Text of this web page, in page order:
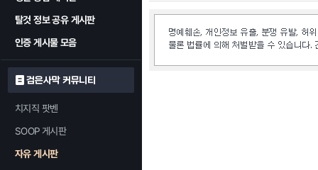
탈것 정보 공유 게시판
인증 게시물 모음
검은사막 커뮤니티
치지직 팟벤
SOOP 게시판
자유 게시판